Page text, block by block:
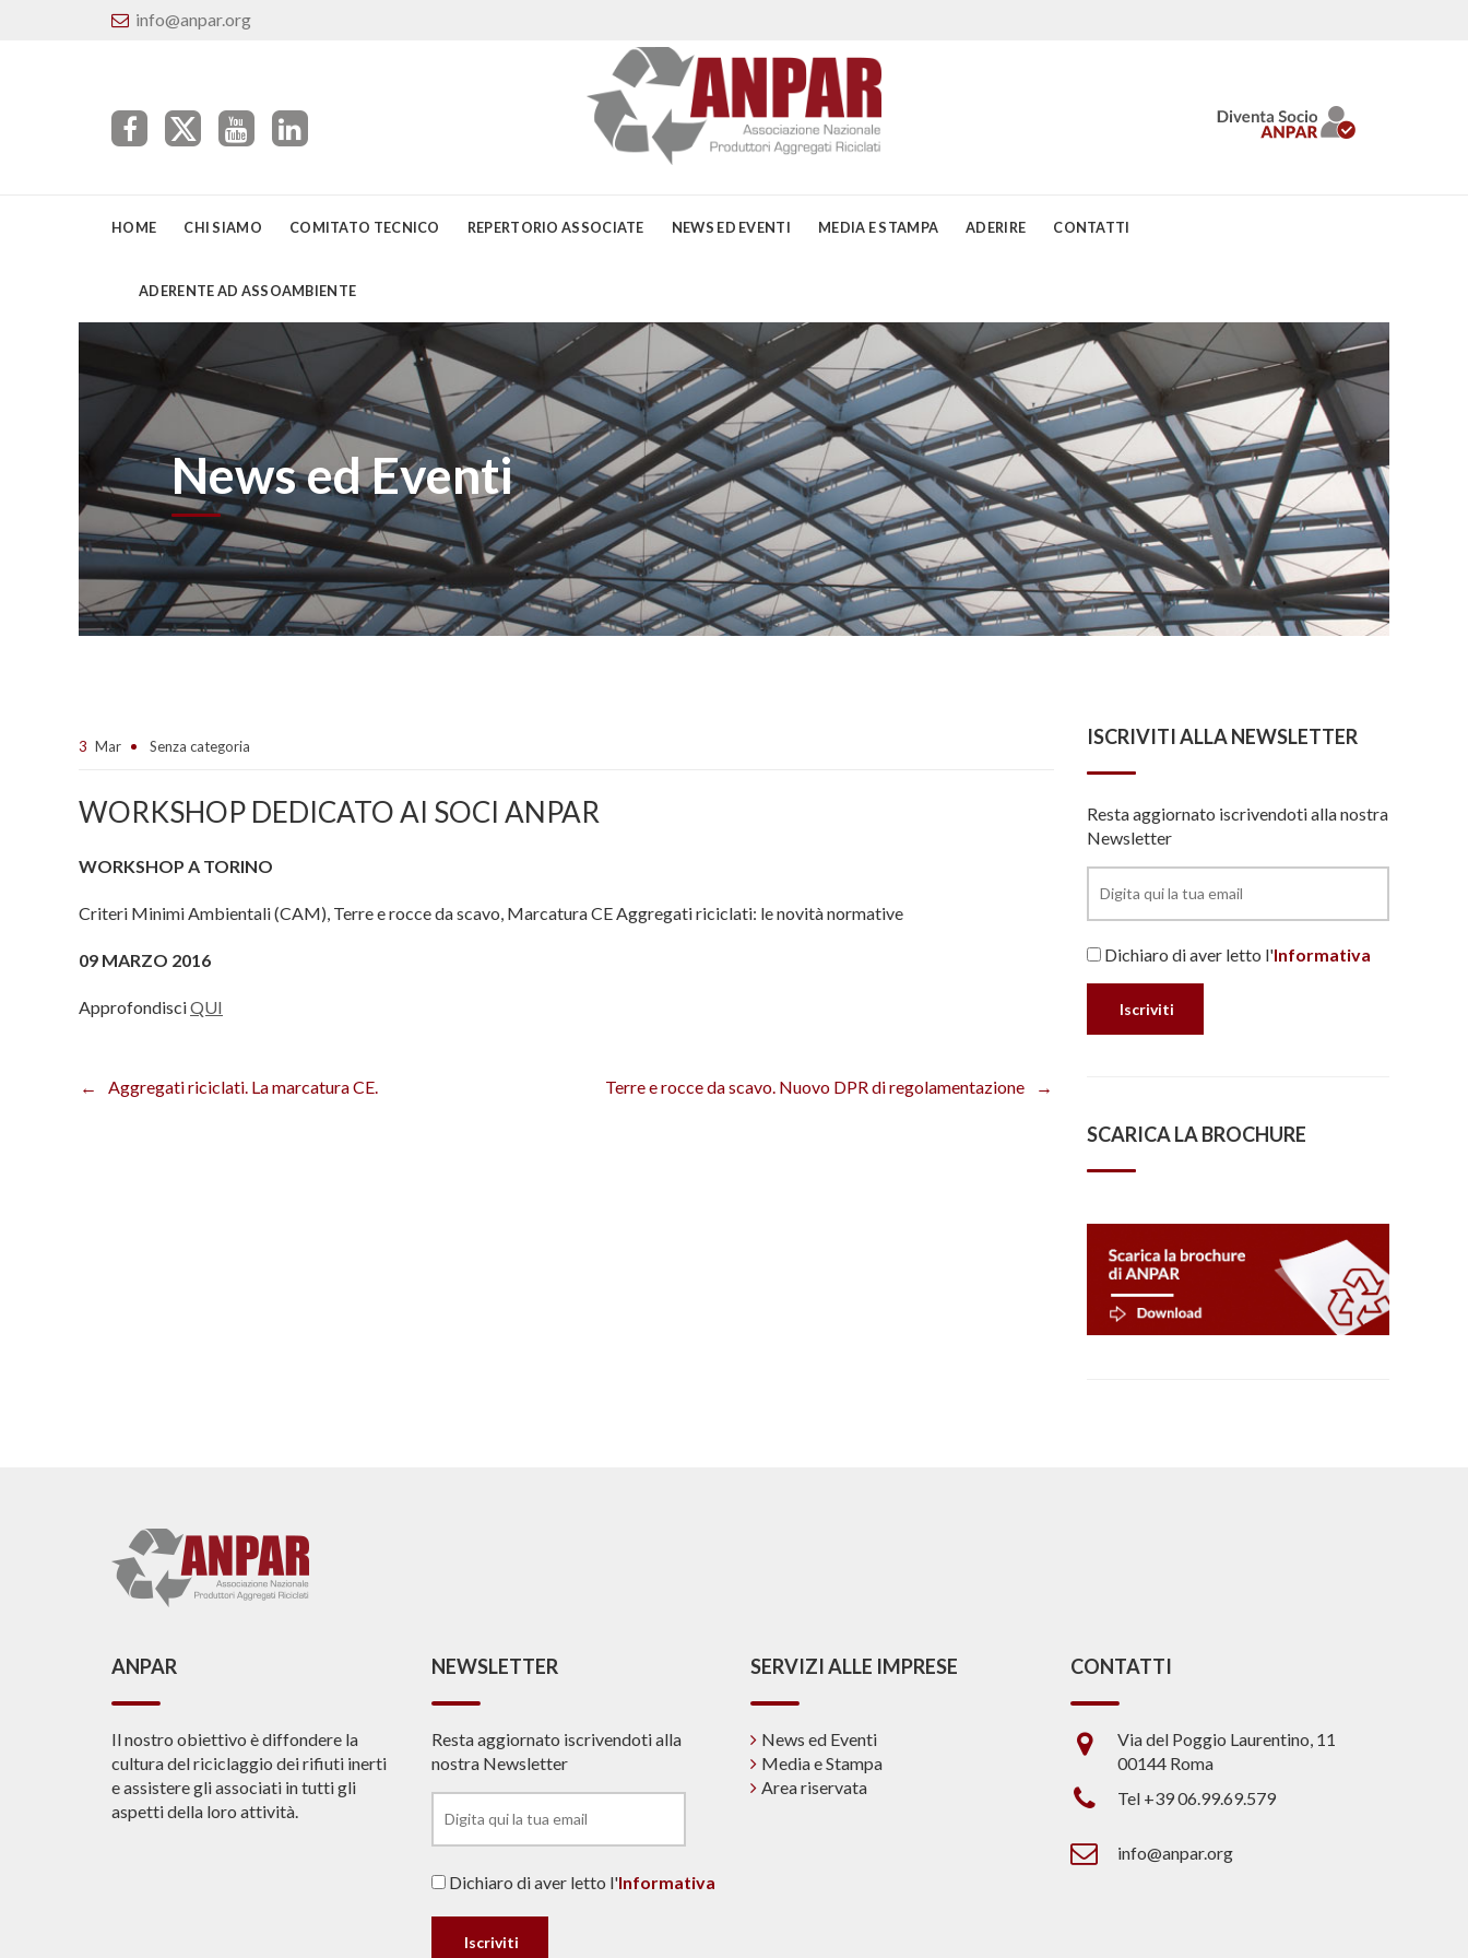
info@anpar.org
HOME CHI SIAMO COMITATO TECNICO REPERTORIO ASSOCIATE NEWS ED EVENTI MEDIA E STAMPA ADERIRE CONTATTI
ADERENTE AD ASSOAMBIENTE
News ed Eventi
3 Mar Senza categoria
WORKSHOP DEDICATO AI SOCI ANPAR
WORKSHOP A TORINO
Criteri Minimi Ambientali (CAM), Terre e rocce da scavo, Marcatura CE Aggregati riciclati: le novità normative
09 MARZO 2016
ApprofondisciQUI
Navigazione
Aggregati riciclati. La marcatura CE. Terre e rocce da scavo. Nuovo DPR di regolamentazione
ISCRIVITI ALLA NEWSLETTER
Resta aggiornato iscrivendoti alla nostra
Newsletter
Dichiaro di aver letto l'Informativa
SCARICA LA BROCHURE
ANPAR
Il nostro obiettivo è diffondere la
cultura del riciclaggio dei rifiuti inerti
e assistere gli associati in tutti gli
aspetti della loro attività.
NEWSLETTER
Resta aggiornato iscrivendoti alla
nostra Newsletter
Dichiaro di aver letto l'Informativa
SERVIZI ALLE IMPRESE
News ed Eventi
Media e Stampa
Area riservata
CONTATTI
Via del Poggio Laurentino, 11
00144 Roma
Tel +39 06.99.69.579
info@anpar.org